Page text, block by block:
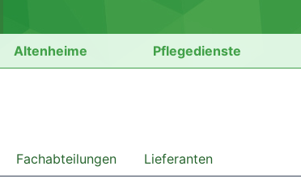
Altenheime Pflegedienste
Fachabteilungen Lieferanten